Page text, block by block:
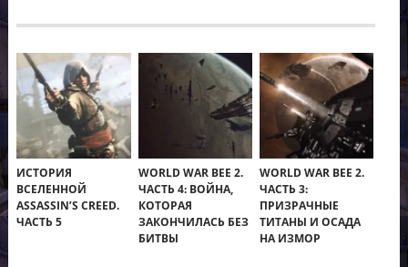
ИСТОРИЯ
ВСЕЛЕННОЙ
ASSASSIN’S CREED.
ЧАСТЬ 5
WORLD WAR BEE 2.
ЧАСТЬ 4: ВОЙНА,
КОТОРАЯ
ЗАКОНЧИЛАСЬ БЕЗ
БИТВЫ
WORLD WAR BEE 2.
ЧАСТЬ 3:
ПРИЗРАЧНЫЕ
ТИТАНЫ И ОСАДА
НА ИЗМОР